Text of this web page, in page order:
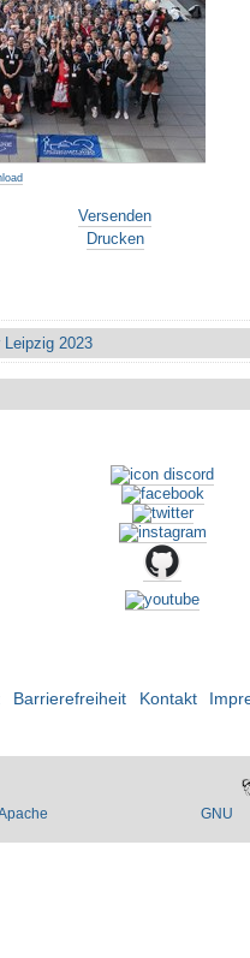
Versenden
Drucken
2023
Barrierefreiheit Kontakt
GNU